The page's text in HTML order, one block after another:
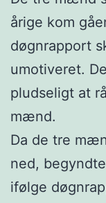
årige kom
døgnrapport
umotiveret.
pludseligt at
mænd.
Da de tre
ned,
ifølge